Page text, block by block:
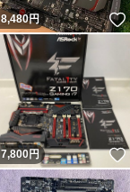
いね！
8,480円
いいね！
7,800円